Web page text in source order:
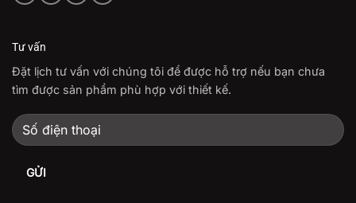
Tư vấn
Đặt lịch tư vấn với chúng tôi để được hỗ trợ nếu bạn chưa
tìm được sản phẩm phù hợp với thiết kế.